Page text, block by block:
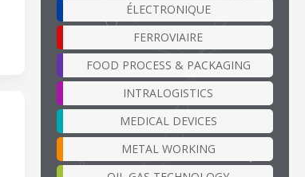
ÉLECTRONIQUE
FERROVIAIRE
FOOD PROCESS & PACKAGING
INTRALOGISTICS
MEDICAL DEVICES
METAL WORKING